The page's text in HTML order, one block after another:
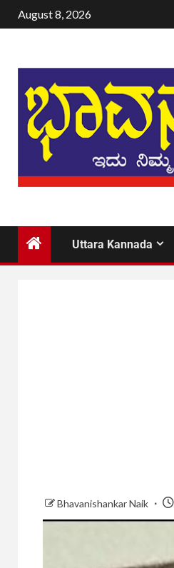
August 8, 2026
Uttara Kannada
Bhavanishankar Naik